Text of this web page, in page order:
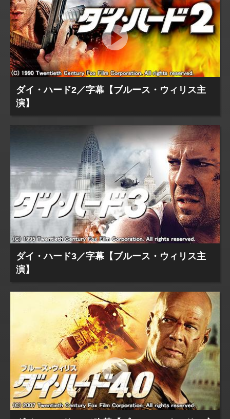
ダイ・ハード2／字幕【ブルース・ウィリス主
演】
ダイ・ハード3／字幕【ブルース・ウィリス主
演】